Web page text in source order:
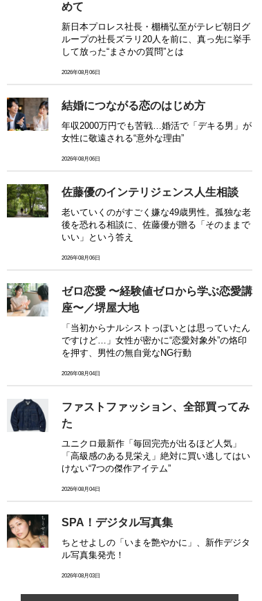
めて
新日本プロレス社長・棚橋弘至がテレビ朝日グ
ループの社長ズラリ20人を前に、真っ先に挙手
して放った“まさかの質問”とは
2026年08月06日
結婚につながる恋のはじめ方
年収2000万円でも苦戦…婚活で「デキる男」が
女性に敬遠される“意外な理由”
2026年08月06日
佐藤優のインテリジェンス人生相談
老いていくのがすごく嫌な49歳男性。孤独な老
後を恐れる相談に、佐藤優が贈る「そのままで
いい」という答え
2026年08月06日
ゼロ恋愛 〜経験値ゼロから学ぶ恋愛講
座〜／堺屋大地
「当初からナルシストっぽいとは思っていたん
ですけど…」女性が密かに“恋愛対象外”の烙印
を押す、男性の無自覚なNG行動
2026年08月04日
ファストファッション、全部買ってみ
た
ユニクロ最新作「毎回完売が出るほど人気」
「高級感のある見栄え」絶対に買い逃してはい
けない“7つの傑作アイテム”
2026年08月04日
SPA！デジタル写真集
ちとせよしの「いまを艶やかに」、新作デジタ
ル写真集発売！
2026年08月03日